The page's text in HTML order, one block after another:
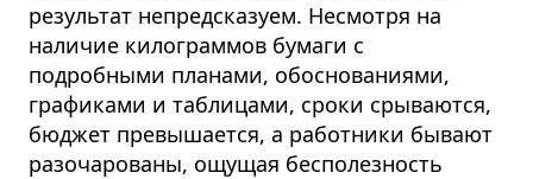
результат непредсказуем. Несмотря на
наличие килограммов бумаги с
подробными планами, обоснованиями,
графиками и таблицами, сроки срываются,
бюджет превышается, а работники бывают
разочарованы, ощущая бесполезность